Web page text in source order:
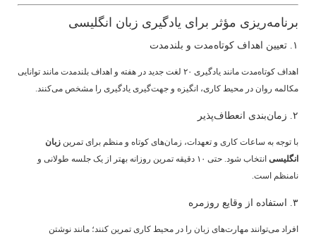
برنامه‌ریزی مؤثر برای یادگیری زبان انگلیسی
اهداف کوتاه‌مدت مانند یادگیری ۲۰ لغت جدید در هفته و اهداف بلندمدت مانند توانایی
مکالمه روان در محیط کاری، انگیزه و جهت‌گیری یادگیری را مشخص می‌کنند.
با توجه به ساعات کاری و تعهدات، زمان‌های کوتاه و منظم برای تمرینزبان
انگلیسی
انتخاب شود. حتی ۱۰ دقیقه تمرین روزانه بهتر از یک جلسه طولانی و
نامنظم است.
افراد می‌توانند مهارت‌های زبان را در محیط کاری تمرین کنند؛ مانند نوشتن